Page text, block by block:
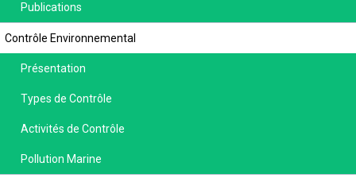
Publications
Contrôle Environnemental
Présentation
Types de Contrôle
Activités de Contrôle
Pollution Marine